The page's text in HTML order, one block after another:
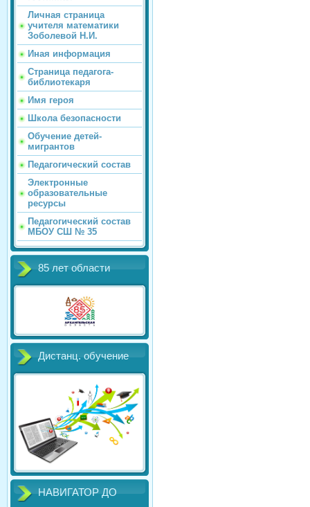
Личная страница
учителя математики
Зоболевой Н.И.
Иная информация
Страница педагога-
библиотекаря
Имя героя
Школа безопасности
Обучение детей-
мигрантов
Педагогический состав
Электронные
образовательные
ресурсы
Педагогический состав
МБОУ СШ № 35
85 лет области
Дистанц. обучение
НАВИГАТОР ДО